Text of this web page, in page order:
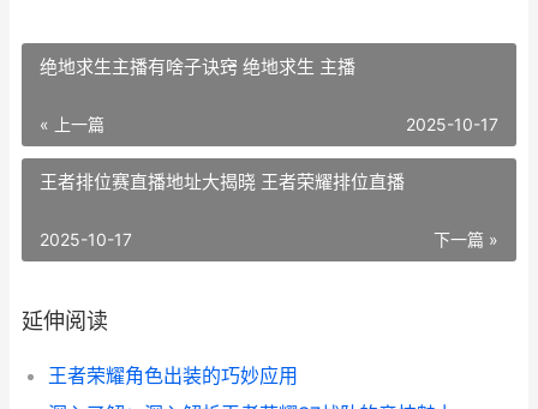
绝地求生主播有啥子诀窍 绝地求生 主播
« 上一篇 2025-10-17
王者排位赛直播地址大揭晓 王者荣耀排位直播
下一篇 »
2025-10-17
延伸阅读
王者荣耀角色出装的巧妙应用